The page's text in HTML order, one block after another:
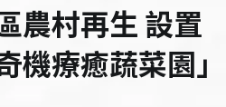
農村再生 設置
機療癒蔬菜園」